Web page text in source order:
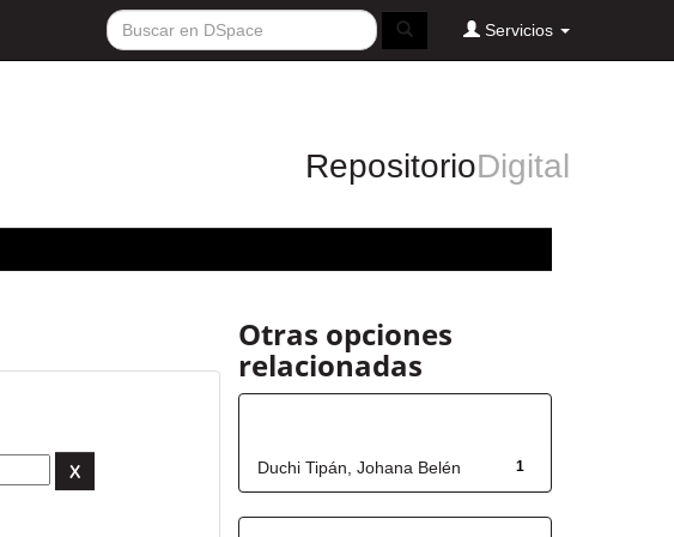
Servicios
RepositorioDigital
Otras opciones
relacionadas
1
Duchi Tipán, Johana Belén